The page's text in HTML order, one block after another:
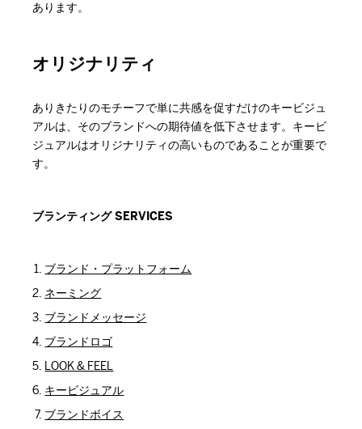
あります。
オリジナリティ
ありきたりのモチーフで単に共感を促すだけのキービジュ
アルは、そのブランドへの期待値を低下させます。キービ
ジュアルはオリジナリティの高いものであることが重要で
す。
ブランティング SERVICES
ブランド・プラットフォーム
ネーミング
ブランドメッセージ
ブランドロゴ
LOOK & FEEL
キービジュアル
ブランドボイス